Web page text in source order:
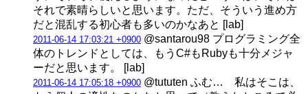
それで素晴らしいと思います。ただ、そういう進め方
だと混乱する初心者も多いのかなあと [lab]
2011-06-14 17:03:21 +0900 @santarou98 プログラミング全
体のトレンドとしては、もうC#もRubyも十分メジャ
ーだと思います。 [lab]
2011-06-14 17:05:18 +0900 @tututen ふむ… 私はそこは、